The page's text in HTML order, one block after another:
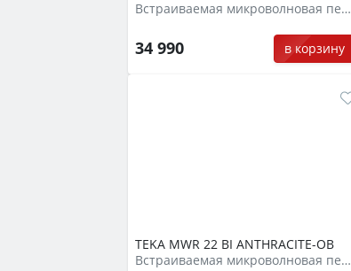
Встраиваемая микроволновая печь
34 990 в корзину
TEKA MWR 22 BI ANTHRACITE-OB
Встраиваемая микроволновая печь